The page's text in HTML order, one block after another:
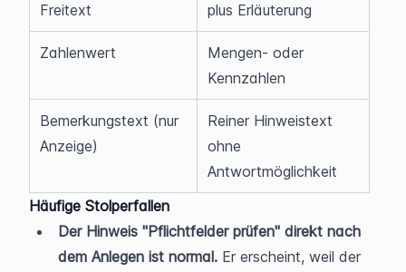
Freitext
plus Erläuterung
Zahlenwert
Mengen- oder
Kennzahlen
Bemerkungstext (nur
Anzeige)
Reiner Hinweistext
ohne
Antwortmöglichkeit
Häufige Stolperfallen
Der Hinweis "Pflichtfelder prüfen" direkt nach
dem Anlegen ist normal. Er erscheint, weil der